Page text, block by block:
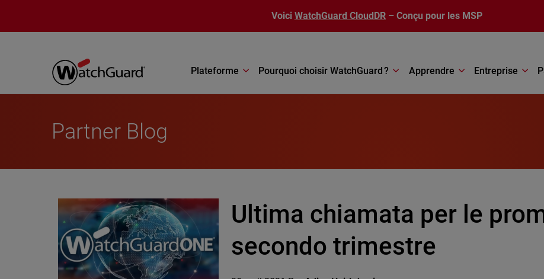
Voici WatchGuard CloudDR – Conçu pour les MSP
Plateforme Pourquoi choisir WatchGuard ? Apprendre Entreprise
Partner Blog
Ultima chiamata per le
secondo trimestre